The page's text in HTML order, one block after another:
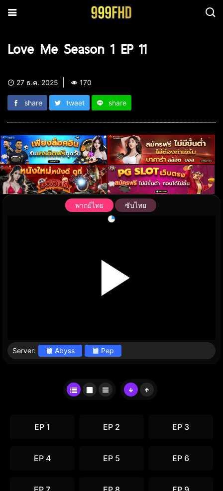
Love Me Season 1 EP 11
27 ธ.ค. 2025 170
share tweet share
พากย์ไทย ซับไทย
Server: Abyss Pep
EP 1 EP 2 EP 3
EP 4 EP 5 EP 6